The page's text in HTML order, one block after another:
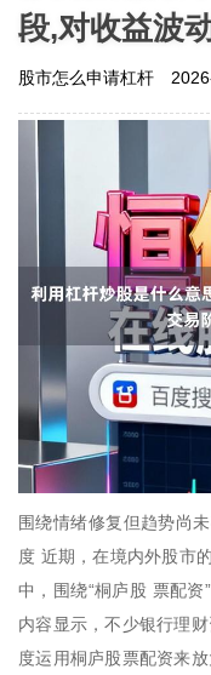
段,对收益波
股市怎么申请杠杆
围绕情绪修复但趋势尚
度 近期，在境内外股市
中，围绕“桐庐股 票配
内容显示，不少银行理
度运用桐庐股票配资来